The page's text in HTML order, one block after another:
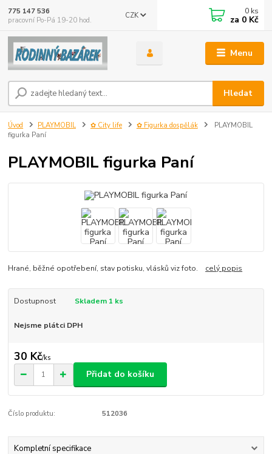
Menu
CZK
Hledat
775 147 536
pracovní Po-Pá 19-20 hod.
0 ks
za 0 Kč
Úvod PLAYMOBIL ✿ City life ✿ Figurka dospělák
PLAYMOBIL
figurka Paní
PLAYMOBIL figurka Paní
Hrané, běžné opotřebení, stav potisku, vlásků viz foto. celý popis
Dostupnost Skladem 1 ks
Nejsme plátci DPH
30 Kč/ks
Přidat do košíku
Číslo produktu: 512036
Kompletní specifikace